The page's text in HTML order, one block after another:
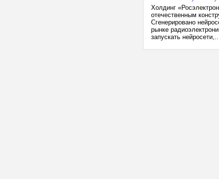
Холдинг
отечественным
Сгенерировано
рынке
запускать